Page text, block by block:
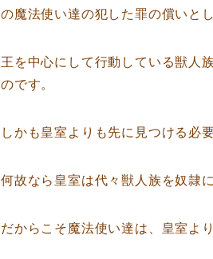
の魔法使い達の犯した罪の償いと
王を中心にして行動している獣人
のです。
しかも皇室よりも先に見つける必
何故なら皇室は代々獣人族を奴隷
だからこそ魔法使い達は、皇室よ